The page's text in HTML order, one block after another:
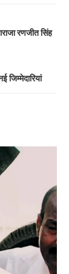
रणजीत सिंह
जिम्मेदारियां